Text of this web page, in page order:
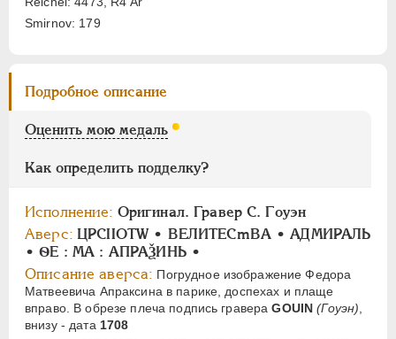
Smirnov: 179
Подробное описание
Оценить мою медаль
Как определить подделку?
Исполнение: Оригинал. Гравер С. Гоуэн
Аверс: ЦРСIIOТW • ВЕЛИТЕСmВА • АДМИРАЛЬ
• ѲЕ : МА : АПРАѮИНЬ •
Описание аверса: Погрудное изображение Федора
Матвеевича Апраксина в парике, доспехах и плаще
вправо. В обрезе плеча подпись гравераGOUIN (Гоуэн)
внизу - дата 1708
АЛЕКСАНДР II 1855-1881
СЕРИИ МЕДАЛЕЙ 1600-1881